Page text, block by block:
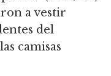
a vestir
del
camisas